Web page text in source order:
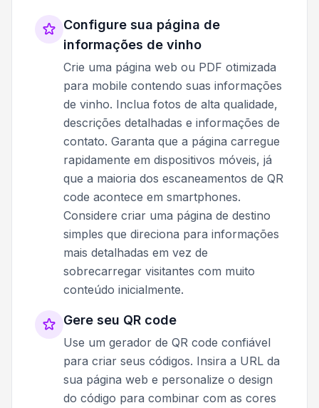
Configure sua página de
informações de vinho
Crie uma página web ou PDF otimizada
para mobile contendo suas informações
de vinho. Inclua fotos de alta qualidade,
descrições detalhadas e informações de
contato. Garanta que a página carregue
rapidamente em dispositivos móveis, já
que a maioria dos escaneamentos de QR
code acontece em smartphones.
Considere criar uma página de destino
simples que direciona para informações
mais detalhadas em vez de
sobrecarregar visitantes com muito
conteúdo inicialmente.
Gere seu QR code
Use um gerador de QR code confiável
para criar seus códigos. Insira a URL da
sua página web e personalize o design
do código para combinar com as cores